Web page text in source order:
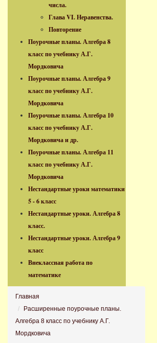
числа.
Глава VI. Неравенства.
Повторение
Поурочные планы. Алгебра 8
класс по учебнику А.Г.
Мордковича
Поурочные планы. Алгебра 9
класс по учебнику А.Г.
Мордковича
Поурочные планы. Алгебра 10
класс по учебнику А.Г.
Мордковича и др.
Поурочные планы. Алгебра 11
класс по учебнику А.Г.
Мордковича
Нестандартные уроки математики
5 - 6 класс
Нестандартные уроки. Алгебра 8
класс.
Нестандартные уроки. Алгебра 9
класс
Внеклассная работа по
математике
Главная
Расширенные поурочные планы.
Алгебра 8 класс по учебнику А.Г.
Мордковича